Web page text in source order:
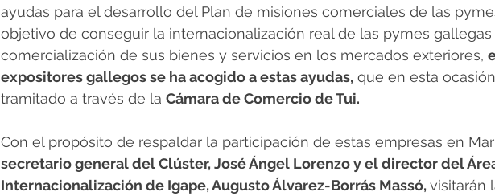
ayudas para el desarrollo del Plan de misiones comerciales de las
objetivo de conseguir la internacionalización real de las pymes gallegas
comercialización de sus bienes y servicios en los mercados exteriores,
expositores gallegos se ha acogido a estas ayudas, que en esta
tramitado a través de la Cámara de Comercio de Tui.
Con el propósito de respaldar la participación de estas empresas en
secretario general del Clúster, José Ángel Lorenzo y el director del
Internacionalización de Igape, Augusto Álvarez-Borrás Massó, visitarán